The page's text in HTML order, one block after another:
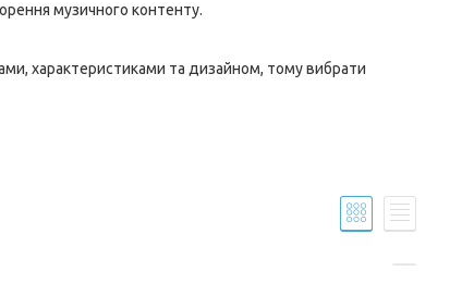
музичного контенту.
характеристиками та дизайном, тому вибрати